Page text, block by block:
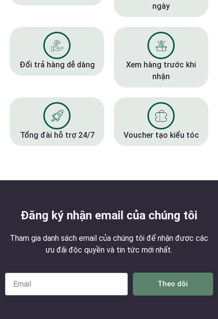
ngày
Đổi trả hàng dễ dàng
Xem hàng trước khi
nhận
Tổng đài hỗ trợ 24/7 Voucher tạo kiểu tóc
Đăng ký nhận email của chúng tôi
Tham gia danh sách email của chúng tôi để nhận được các
ưu đãi độc quyền và tin tức mới nhất.
Theo dõi